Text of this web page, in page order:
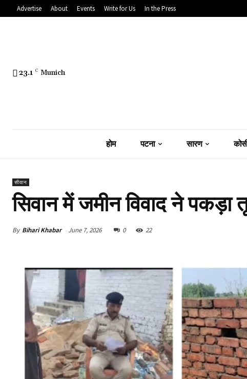
Advertise About Events Write for Us In the Press
23.1 C Munich
होम पटना सारण
सीवान
सिवान में जमीन विवाद ने
By Bihari Khabar June 7, 2026 0 22